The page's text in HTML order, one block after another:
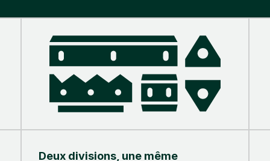
Deux divisions, une même